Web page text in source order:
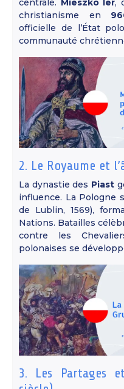
centrale. Mieszko Ier,
christianisme en
officielle de l’État
communauté
2. Le Royaume et
La dynastie des Piast
influence. La Pologne
de Lublin, 1569),
Nations. Batailles
contre les
polonaises se
3. Les Partages